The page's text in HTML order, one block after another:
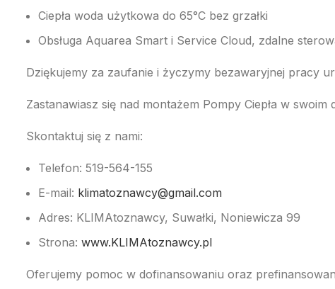
Ciepła woda użytkowa do 65°C bez grzałki
Obsługa Aquarea Smart i Service Cloud, zdalne
Dziękujemy za zaufanie i życzymy bezawaryjnej pracy
Zastanawiasz się nad montażem Pompy Ciepła w swoim
Skontaktuj się z nami:
Telefon: 519-564-155
E-mail: klimatoznawcy@gmail.com
Adres: KLIMAtoznawcy, Suwałki, Noniewicza 99
Strona: www.KLIMAtoznawcy.pl
Oferujemy pomoc w dofinansowaniu oraz